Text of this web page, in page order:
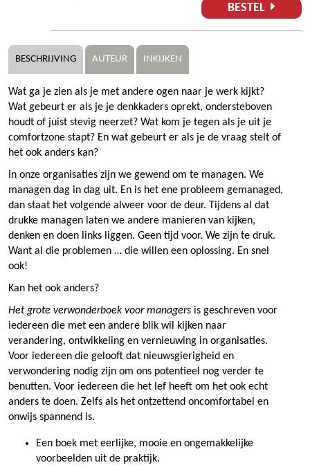
BESTEL
BESCHRIJVING AUTEUR INKIJKEN
Wat ga je zien als je met andere ogen naar je werk kijkt?
Wat gebeurt er als je je denkkaders oprekt, ondersteboven
houdt of juist stevig neerzet? Wat kom je tegen als je uit je
comfortzone stapt? En wat gebeurt er als je de vraag stelt of
het ook anders kan?
In onze organisaties zijn we gewend om te managen. We
managen dag in dag uit. En is het ene probleem gemanaged,
dan staat het volgende alweer voor de deur. Tijdens al dat
drukke managen laten we andere manieren van kijken,
denken en doen links liggen. Geen tijd voor. We zijn te druk.
Want al die problemen … die willen een oplossing. En snel
ook!
Kan het ook anders?
Het grote verwonderboek voor managers is geschreven voor
iedereen die met een andere blik wil kijken naar
verandering, ontwikkeling en vernieuwing in organisaties.
Voor iedereen die gelooft dat nieuwsgierigheid en
verwondering nodig zijn om ons potentieel nog verder te
benutten. Voor iedereen die het lef heeft om het ook echt
anders te doen. Zelfs als het ontzettend oncomfortabel en
onwijs spannend is.
Een boek met eerlijke, mooie en ongemakkelijke
voorbeelden uit de praktijk.